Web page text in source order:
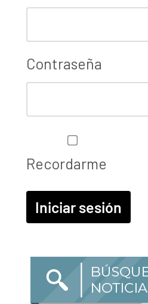
Contraseña
Recordarme